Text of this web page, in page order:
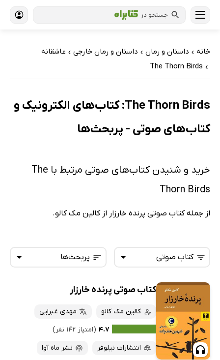
جستجو در
خانه › داستان و رمان › داستان و رمان خارجی › عاشقانه
›
The Thorn Birds
The Thorn Birds: کتاب‌های الکترونیک و
کتاب‌های صوتی - پربحث‌ها
خرید و شنیدن کتاب‌های صوتی مرتبط با The
Thorn Birds
از جمله کتاب صوتی پرنده خارزار از کالین مک کالو.
پربحث‌ها
تازه‌ها
داغ‌ترین‌ها
پرفروش‌ها
پربحث‌ها
کتاب صوتی
همه کتاب‌ها
کتاب‌های صوتی
کتاب‌های متنی
کتاب صوتی پرنده خارزار
کالین مک کالو
مهدی غبرایی
۴.۷ (امتیاز ۱۴۲ نفر)
انتشارات نیلوفر
نشر ماه آوا